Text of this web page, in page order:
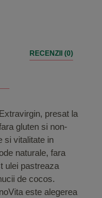
RECENZII (0)
presat la
gluten si non-
si vitalitate in
naturale, fara
ulei pastreaza
de cocos.
este alegerea